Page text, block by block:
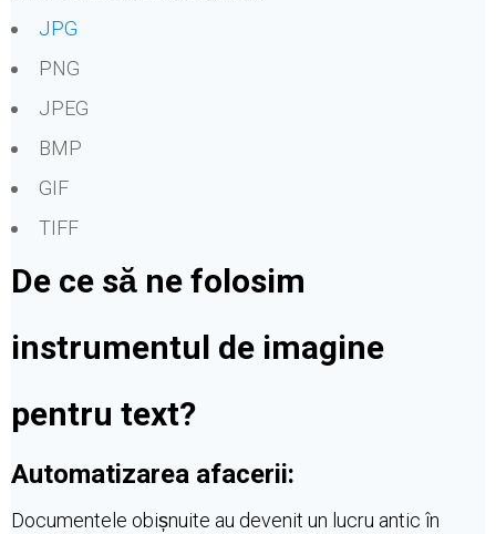
JPG
PNG
JPEG
BMP
GIF
TIFF
De ce să ne folosim
instrumentul de imagine
pentru text?
Automatizarea afacerii:
Documentele obișnuite au devenit un lucru antic în